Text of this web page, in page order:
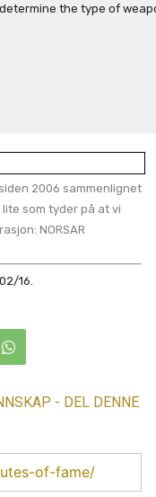
the type of
2006 sammenlignet
lite som tyder på at vi
NORSAR
16.
- DEL DENNE
of-fame/